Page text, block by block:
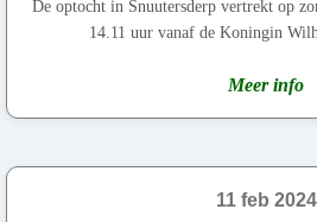
De optocht in Snuutersderp vertrekt op
14.11 uur vanaf de Koningin
Meer info
11 feb 2024